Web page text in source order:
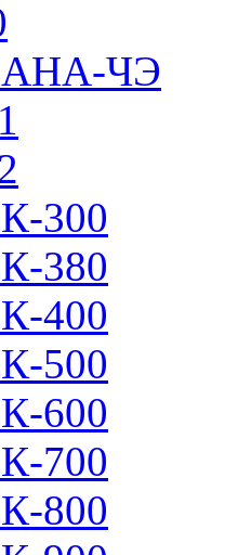
ЧЭ
300
380
400
500
600
700
800